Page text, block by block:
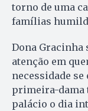
torno de uma
famílias
Dona Gracinha
atenção em
necessidade se
primeira-dama
palácio o dia